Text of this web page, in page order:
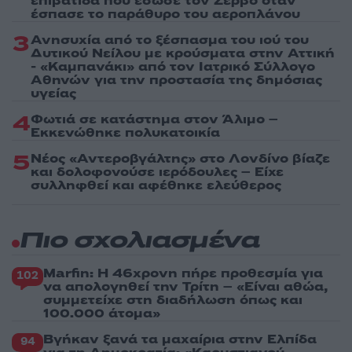
έσπασε το παράθυρο του αεροπλάνου
3Ανησυχία από το ξέσπασμα του ιού του
Δυτικού Νείλου με κρούσματα στην Αττική
- «Καμπανάκι» από τον Ιατρικό Σύλλογο
Αθηνών για την προστασία της δημόσιας
υγείας
4Φωτιά σε κατάστημα στον Άλιμο –
Εκκενώθηκε πολυκατοικία
5Νέος «Αντεροβγάλτης» στο Λονδίνο βίαζε
και δολοφονούσε ιερόδουλες – Είχε
συλληφθεί και αφέθηκε ελεύθερος
Πιο σχολιασμένα
102 Marfin: Η 46χρονη πήρε προθεσμία για
να απολογηθεί την Τρίτη – «Είναι αθώα,
συμμετείχε στη διαδήλωση όπως και
100.000 άτομα»
94 Βγήκαν ξανά τα μαχαίρια στην Ελπίδα